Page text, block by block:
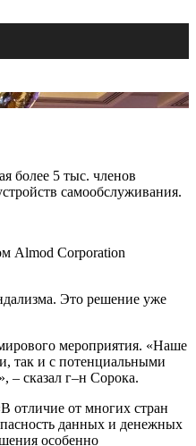
более 5 тыс. членов
самообслуживания.
Almod Corporation
Это решение уже
мероприятия. «Наше
так и с потенциальными
– сказал г–н Сорока.
отличие от многих стран
данных и денежных
особенно